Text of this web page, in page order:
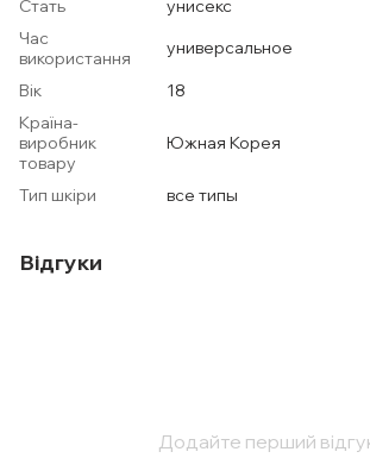
Стать
унисекс
Час
використання
универсальное
Вік
18
Країна-
виробник
товару
Южная Корея
Тип шкіри все типы
Відгуки
Додайте перший